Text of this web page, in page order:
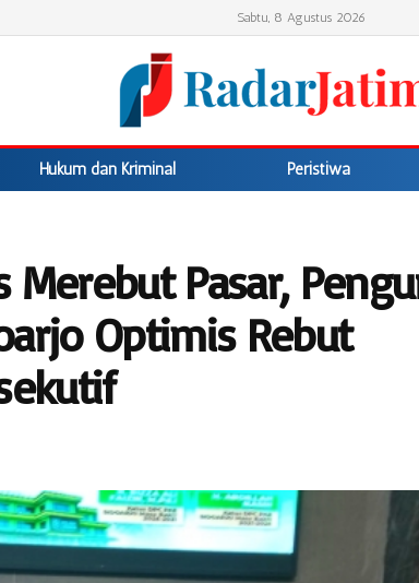
Sabtu, 8 Agustus 2026
Hukum dan Kriminal Peristiwa
Merebut Pasar,
Optimis Rebut